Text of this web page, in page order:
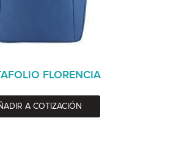
FLORENCIA
A COTIZACIÓN